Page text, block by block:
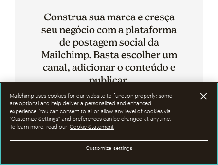
Construa sua marca e cresça
seu negócio com a plataforma
de postagem social da
Mailchimp. Basta escolher um
canal, adicionar o conteúdo e
publicar.
Cadastrar-se
Mailchimp uses cookies for our website to function properly; some
are optional and help deliver a personalized and enhanced
experience. You can consent to all or allow any level of cookies via
“Customize Settings” and preferences can be changed at anytime.
To learn more, read our Cookie Statement
Customize settings